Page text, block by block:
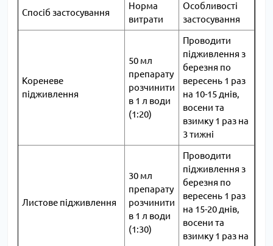
Спосіб застосування
Норма
витрати
Особливості
застосування
Кореневе
підживлення
50 мл
препарату
розчинити
в 1 л води
(1:20)
Проводити
підживлення з
березня по
вересень 1 раз
на 10-15 днів,
восени та
взимку 1 раз на
3 тижні
Листове підживлення
30 мл
препарату
розчинити
в 1 л води
(1:30)
Проводити
підживлення з
березня по
вересень 1 раз
на 15-20 днів,
восени та
взимку 1 раз на